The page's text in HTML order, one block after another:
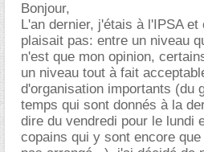
Bonjour,
L'an dernier, j'étais à l'IPSA
plaisait pas: entre un niveau
n'est que mon opinion,
un niveau tout à fait
d'organisation importants (du
temps qui sont donnés à la
dire du vendredi pour le lundi
copains qui y sont encore